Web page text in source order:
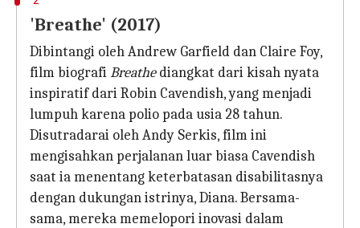
'Breathe' (2017)
Dibintangi oleh Andrew Garfield dan Claire Foy,
film biografiBreathediangkat dari kisah nyata
inspiratif dari Robin Cavendish, yang menjadi
lumpuh karena polio pada usia 28 tahun.
Disutradarai oleh Andy Serkis, film ini
mengisahkan perjalanan luar biasa Cavendish
saat ia menentang keterbatasan disabilitasnya
dengan dukungan istrinya, Diana. Bersama-
sama, mereka memelopori inovasi dalam